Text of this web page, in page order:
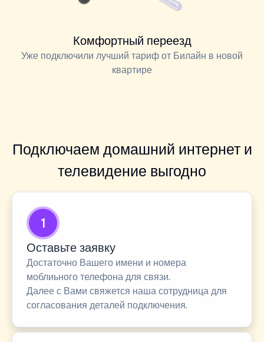
Комфортный переезд
Уже подключили лучший тариф от Билайн в новой
квартире
Подключаем домашний интернет и
телевидение выгодно
1
Оставьте заявку
Достаточно Вашего имени и номера
моблиьного телефона для связи.
Далее с Вами свяжется наша сотрудница для
согласования деталей подключения.